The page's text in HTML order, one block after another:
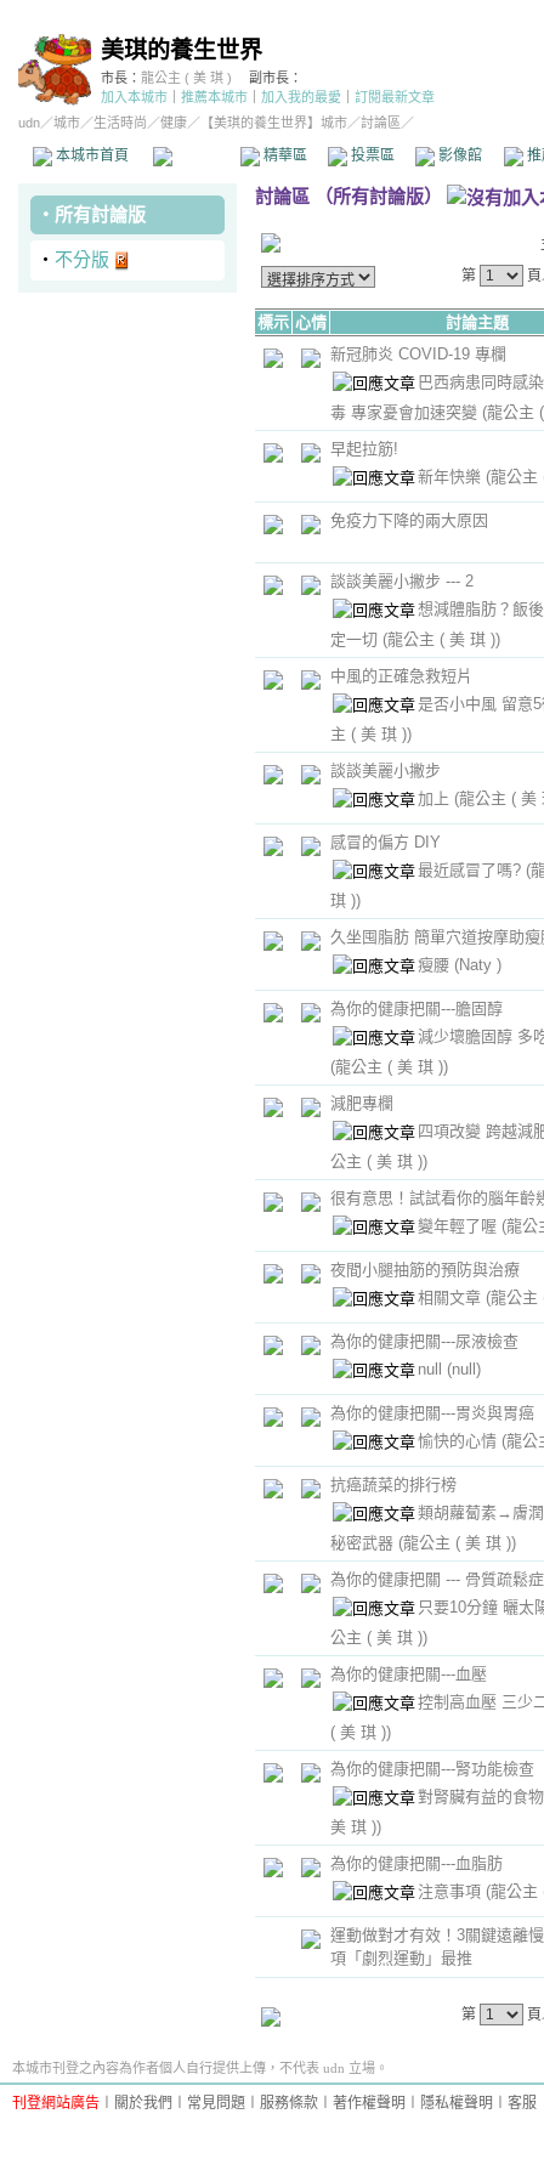
美琪的養生世界
市長： 龍公主 ( 美 琪 )
副市長：
加入本城市
推薦本城市 加入我的最愛
訂閱最新文章
udn／城市／生活時尚 ／健康／ 【美琪的養生世界】城市／討論區／
本城市首頁 精華區 投票區 影像館
‧ 所有討論版
‧ 不分版
討論區 （所有討論版）
第
標示 心情
討論主題
新冠肺炎 COVID-19 專欄
巴西病患同時感
毒 專家憂會加速突變 (龍公主
早起拉筋!
新年快樂 (龍公主
免疫力下降的兩大原因
談談美麗小撇步 --- 2
想減體脂肪？飯
定一切 (龍公主 ( 美 琪 ))
中風的正確急救短片
是否小中風 留意
主 ( 美 琪 ))
談談美麗小撇步
加上 (龍公主 ( 美
感冒的偏方 DIY
最近感冒了嗎? (
琪 ))
久坐囤脂肪 簡單穴道按摩助瘦
瘦腰 (Naty )
為你的健康把關---膽固醇
減少壞膽固醇 多
(龍公主 ( 美 琪 ))
減肥專欄
四項改變 跨越減
公主 ( 美 琪 ))
很有意思！試試看你的腦年齡
變年輕了喔 (龍公
夜間小腿抽筋的預防與治療
相關文章 (龍公主
為你的健康把關---尿液檢查
null (null)
為你的健康把關---胃炎與胃癌
愉快的心情 (龍公
抗癌蔬菜的排行榜
類胡蘿蔔素→膚
秘密武器 (龍公主 ( 美 琪 ))
為你的健康把關 --- 骨質疏鬆症
只要10分鐘 曬太
公主 ( 美 琪 ))
為你的健康把關---血壓
控制高血壓 三少
( 美 琪 ))
為你的健康把關---腎功能檢查
對腎臟有益的食
美 琪 ))
為你的健康把關---血脂肪
注意事項 (龍公主
運動做對才有效！3關鍵遠離
項「劇烈運動」最推
第
本城市刊登之內容為作者個人自行提供上傳，不代表 udn 立場。
刊登網站廣告 關於我們 常見問題 服務條款 著作權聲明 隱私權聲明 客服